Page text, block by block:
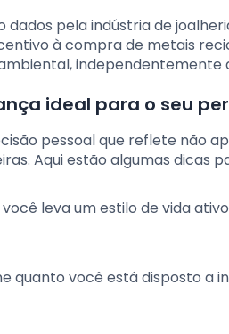
dados pela indústria de
à compra de metais
independentemente
ideal para o seu
pessoal que reflete não
Aqui estão algumas dicas
você leva um estilo de vida
quanto você está disposto a